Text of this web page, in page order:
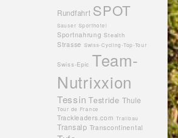
Rundfahrt SPOT
Sauser Sporthotel
Sportnahrung Stealth
Strasse Swiss-Cycling-Top-Tour
Swiss-Epic Team-
Nutrixxion
Tessin Testride Thule
Tour de France
Trackleaders.com Trailbau
Transalp Transcontinental